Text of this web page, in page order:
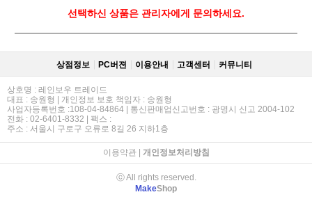
선택하신 상품은 관리자에게 문의하세요.
상점정보 PC버젼 이용안내 고객센터 커뮤니티
상호명 : 레인보우 트레이드
대표 : 송원형 | 개인정보 보호 책임자 : 송원형
사업자등록번호 :108-04-84864 | 통신판매업신고번호 : 광명시 신고 2004-102
전화 : 02-6401-8332 | 팩스 :
주소 : 서울시 구로구 오류로 8길 26 지하1층
이용약관| 개인정보처리방침
ⓒ All rights reserved.
MakeShop